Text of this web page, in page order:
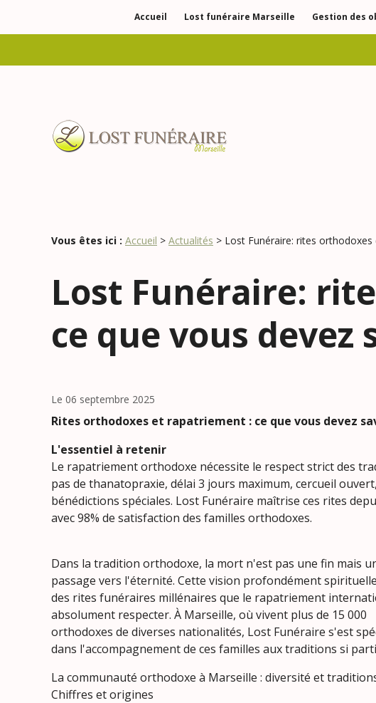
Accueil Lost funéraire Marseille Gestion des
Vous êtes ici : Accueil > Actualités > Lost Funéraire: rites
Lost Funéraire:
ce que vous devez
Le 06 septembre 2025
Rites orthodoxes et rapatriement : ce que vous devez
L'essentiel à retenir
Le rapatriement orthodoxe nécessite le respect strict des
pas de thanatopraxie, délai 3 jours maximum, cercueil ouvert,
bénédictions spéciales. Lost Funéraire maîtrise ces rites
avec 98% de satisfaction des familles orthodoxes.
Dans la tradition orthodoxe, la mort n'est pas une fin mais
passage vers l'éternité. Cette vision profondément
des rites funéraires millénaires que le rapatriement
absolument respecter. À Marseille, où vivent plus de 15 000
orthodoxes de diverses nationalités, Lost Funéraire s'est
dans l'accompagnement de ces familles aux traditions si
La communauté orthodoxe à Marseille : diversité et
Chiffres et origines